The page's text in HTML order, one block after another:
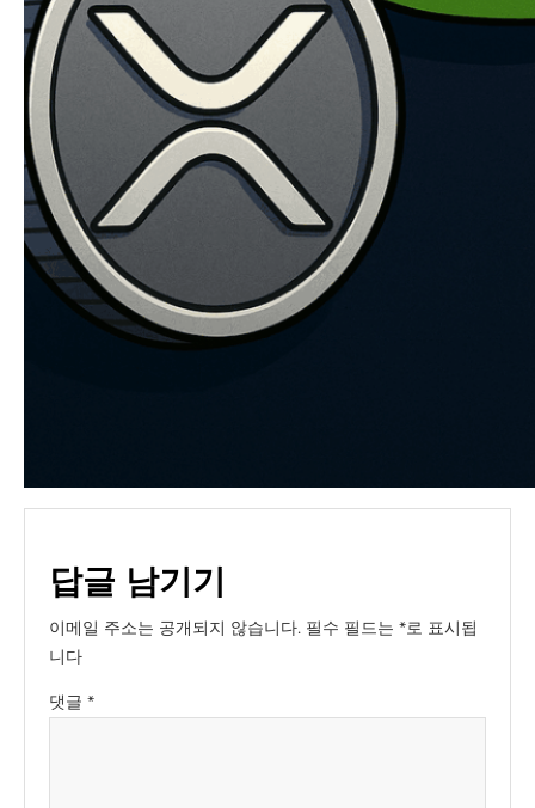
답글 남기기
이메일 주소는 공개되지 않습니다. 필수 필드는 *로 표시됩
니다
댓글 *